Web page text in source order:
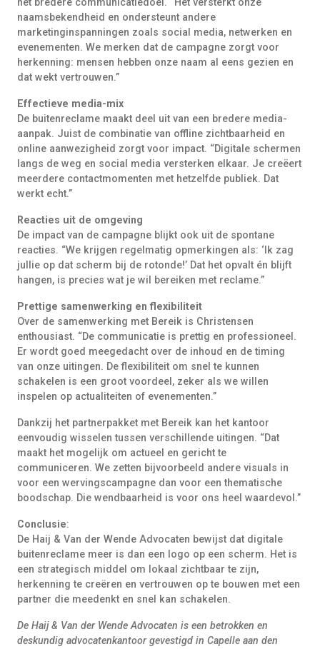
het bredere communicatiedoel. “Het versterkt onze
naamsbekendheid en ondersteunt andere
marketinginspanningen zoals social media, netwerken en
evenementen. We merken dat de campagne zorgt voor
herkenning: mensen hebben onze naam al eens gezien en
dat wekt vertrouwen.”
Effectieve media-mix
De buitenreclame maakt deel uit van een bredere media-
aanpak. Juist de combinatie van offline zichtbaarheid en
online aanwezigheid zorgt voor impact. “Digitale schermen
langs de weg en social media versterken elkaar. Je creëert
meerdere contactmomenten met hetzelfde publiek. Dat
werkt echt.”
Reacties uit de omgeving
De impact van de campagne blijkt ook uit de spontane
reacties. “We krijgen regelmatig opmerkingen als: ‘Ik zag
jullie op dat scherm bij de rotonde!’ Dat het opvalt én blijft
hangen, is precies wat je wil bereiken met reclame.”
Prettige samenwerking en flexibiliteit
Over de samenwerking met Bereik is Christensen
enthousiast. “De communicatie is prettig en professioneel.
Er wordt goed meegedacht over de inhoud en de timing
van onze uitingen. De flexibiliteit om snel te kunnen
schakelen is een groot voordeel, zeker als we willen
inspelen op actualiteiten of evenementen.”
Dankzij het partnerpakket met Bereik kan het kantoor
eenvoudig wisselen tussen verschillende uitingen. “Dat
maakt het mogelijk om actueel en gericht te
communiceren. We zetten bijvoorbeeld andere visuals in
voor een wervingscampagne dan voor een thematische
boodschap. Die wendbaarheid is voor ons heel waardevol.”
Conclusie:
De Haij & Van der Wende Advocaten bewijst dat digitale
buitenreclame meer is dan een logo op een scherm. Het is
een strategisch middel om lokaal zichtbaar te zijn,
herkenning te creëren en vertrouwen op te bouwen met een
partner die meedenkt en snel kan schakelen.
De Haij & Van der Wende Advocaten is een betrokken en
deskundig advocatenkantoor gevestigd in Capelle aan den